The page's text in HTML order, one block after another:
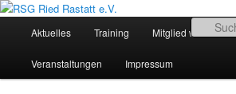
Zum
wechseln
RSG Ried Rastatt e.V.
Sportliches Radfahren in Mittelbaden
Aktuelles Training Mitglied werden
Veranstaltungen Impressum